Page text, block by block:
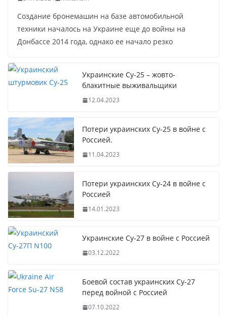
Создание бронемашин на базе автомобильной
техники началось на Украине еще до войны на
Донбассе 2014 года, однако ее начало резко
Украинские Су-25 – жовто-
блакитные выживальщики
12.04.2023
Потери украинских Су-25 в войне с
Россией.
11.04.2023
Потери украинских Су-24 в войне с
Россией
14.01.2023
Украинские Су-27 в войне с Россией
03.12.2022
Боевой состав украинских Су-27
перед войной с Россией
07.10.2022